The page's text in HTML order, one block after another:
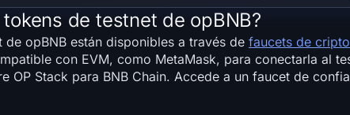
de testnet de opBNB?
de opBNB están disponibles a través de faucets de
con EVM, como MetaMask, para conectarla al
OP Stack para BNB Chain. Accede a un faucet de